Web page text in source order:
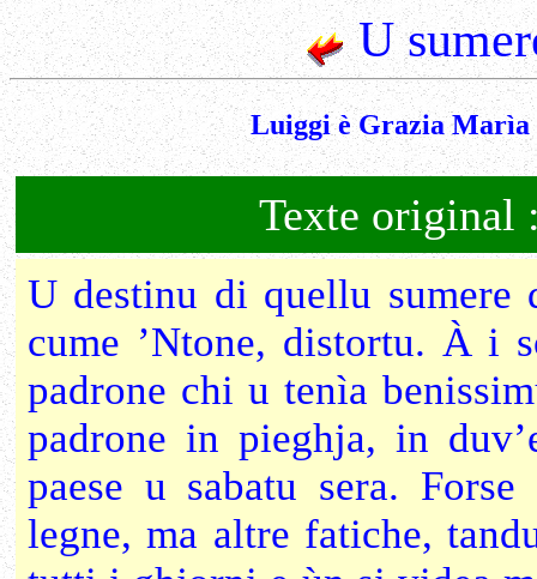
U
Luiggi è Grazia Marìa
Texte original
U destinu di quellu
cume ’Ntone, distortu. À i
padrone chi u tenìa
padrone in pieghja, in
paese u sabatu sera.
legne, ma altre fatiche,